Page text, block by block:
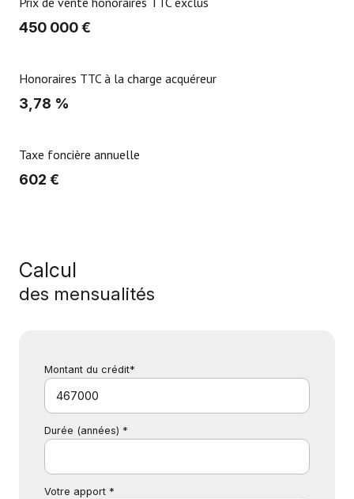
450 000 €
Honoraires TTC à la charge acquéreur
3,78 %
Taxe foncière annuelle
602 €
Calcul
des mensualités
Montant du crédit*
Durée (années) *
Votre apport *